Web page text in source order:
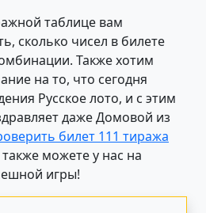
таблице вам
сколько чисел в билете
Также хотим
на то, что сегодня
Русское лото, и с этим
даже Домовой из
билет 111 тиража
можете у нас на
игры!